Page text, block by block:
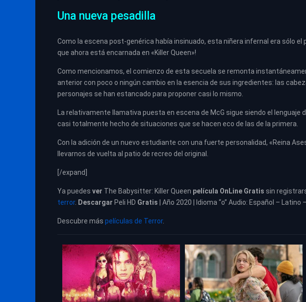
Una nueva pesadilla
Como la escena post-genérica había insinuado, esta niñera infernal era sólo el
que ahora está encarnada en «Killer Queen»!
Como mencionamos, el comienzo de esta secuela se remonta
anterior con poco o ningún cambio en la esencia de sus ingredientes: las
personajes se han estancado para proponer casi lo mismo.
La relativamente llamativa puesta en escena de McG sigue siendo el lenguaje
casi totalmente hecho de situaciones que se hacen eco de las de la primera.
Con la adición de un nuevo estudiante con una fuerte personalidad, «Reina
llevarnos de vuelta al patio de recreo del original.
[/expand]
Ya puedes ver The Babysitter: Killer Queen película OnLine Gratis sin
terror. Descargar Peli HD Gratis | Año 2020 | Idioma “o” Audio: Español – Latino
Descubre más películas de Terror.